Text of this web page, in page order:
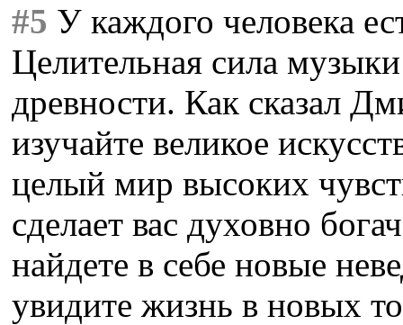
#5 У каждого человека
Целительная сила
древности. Как сказал
изучайте великое
целый мир высоких
сделает вас духовно
найдете в себе новые
увидите жизнь в новых